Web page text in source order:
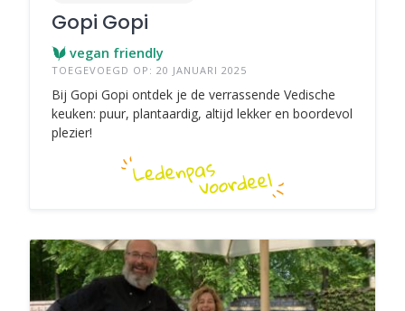
Gopi Gopi
vegan friendly
TOEGEVOEGD OP: 20 JANUARI 2025
Bij Gopi Gopi ontdek je de verrassende Vedische
keuken: puur, plantaardig, altijd lekker en boordevol
plezier!